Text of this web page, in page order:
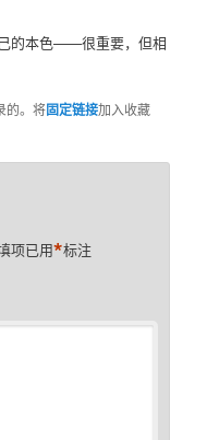
的本色——很重要，但相
的。将固定链接加入收藏
项已用*标注